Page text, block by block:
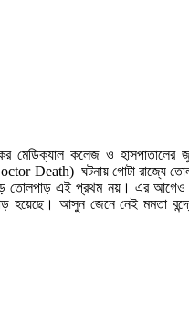
মেডিক্যাল কলেজ ও হাসপাতালের
Death) ঘটনায় গোটা রাজ্যে
তোলপাড় এই প্রথম নয়। এর আগেও
হয়েছে। আসুন জেনে নেই মমতা